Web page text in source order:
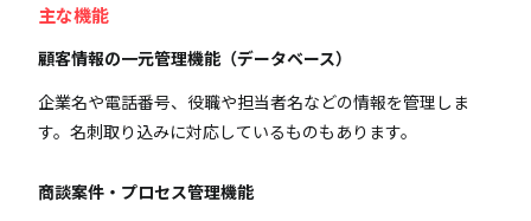
主な機能
顧客情報の一元管理機能（データベース）
企業名や電話番号、役職や担当者名などの情報を管理しま
す。名刺取り込みに対応しているものもあります。
商談案件・プロセス管理機能